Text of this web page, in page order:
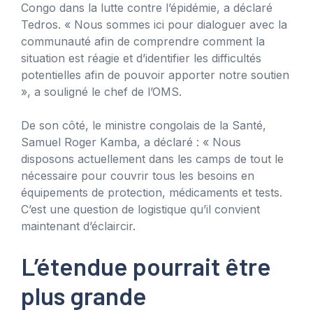
Congo dans la lutte contre l’épidémie, a déclaré
Tedros. « Nous sommes ici pour dialoguer avec la
communauté afin de comprendre comment la
situation est réagie et d’identifier les difficultés
potentielles afin de pouvoir apporter notre soutien
», a souligné le chef de l’OMS.
De son côté, le ministre congolais de la Santé,
Samuel Roger Kamba, a déclaré : « Nous
disposons actuellement dans les camps de tout le
nécessaire pour couvrir tous les besoins en
équipements de protection, médicaments et tests.
C’est une question de logistique qu’il convient
maintenant d’éclaircir.
L’étendue pourrait être
plus grande